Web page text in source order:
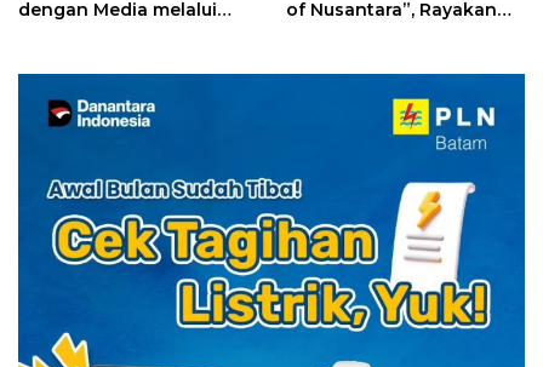
dengan Media melalui
of Nusantara”, Rayakan